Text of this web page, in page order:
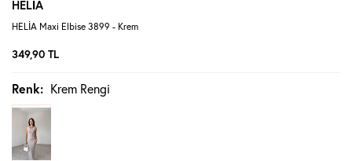
HELİA
HELİA Maxi Elbise 3899 - Krem
349,90 TL
Renk: Krem Rengi